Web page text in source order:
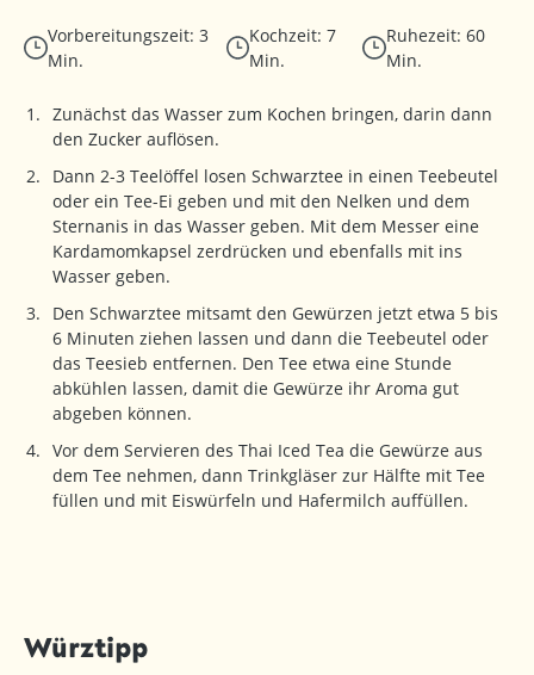
Vorbereitungszeit: 3
Min.
Kochzeit: 7
Min.
Ruhezeit: 60
Min.
Zunächst das Wasser zum Kochen bringen, darin dann
den Zucker auflösen.
Dann 2-3 Teelöffel losen Schwarztee in einen Teebeutel
oder ein Tee-Ei geben und mit den Nelken und dem
Sternanis in das Wasser geben. Mit dem Messer eine
Kardamomkapsel zerdrücken und ebenfalls mit ins
Wasser geben.
Den Schwarztee mitsamt den Gewürzen jetzt etwa 5 bis
6 Minuten ziehen lassen und dann die Teebeutel oder
das Teesieb entfernen. Den Tee etwa eine Stunde
abkühlen lassen, damit die Gewürze ihr Aroma gut
abgeben können.
Vor dem Servieren des Thai Iced Tea die Gewürze aus
dem Tee nehmen, dann Trinkgläser zur Hälfte mit Tee
füllen und mit Eiswürfeln und Hafermilch auffüllen.
Würztipp